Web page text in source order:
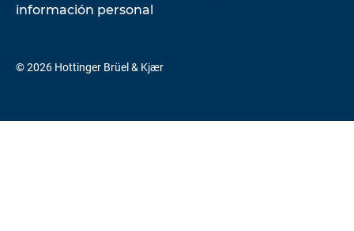
información personal
© 2026 Hottinger Brüel & Kjær